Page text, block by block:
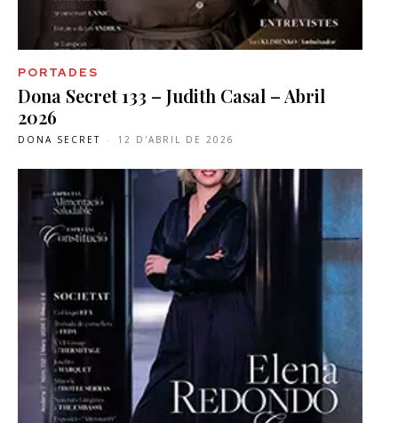
PORTADES
Dona Secret 133 – Judith Casal – Abril
2026
DONA SECRET - 12 D'ABRIL DE 2026